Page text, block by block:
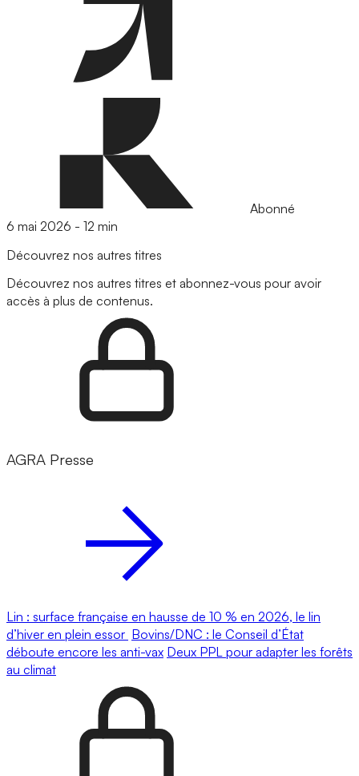
Abonné
6 mai 2026 - 12 min
Découvrez nos autres titres
Découvrez nos autres titres et abonnez-vous pour avoir
accès à plus de contenus.
AGRA Presse
Lin : surface française en hausse de 10 % en 2026, le lin
d’hiver en plein essor Bovins/DNC : le Conseil d’État
déboute encore les anti-vax Deux PPL pour adapter les forêts
au climat